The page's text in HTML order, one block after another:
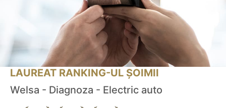
LAUREAT RANKING-UL ȘOIMII
Welsa - Diagnoza - Electric auto